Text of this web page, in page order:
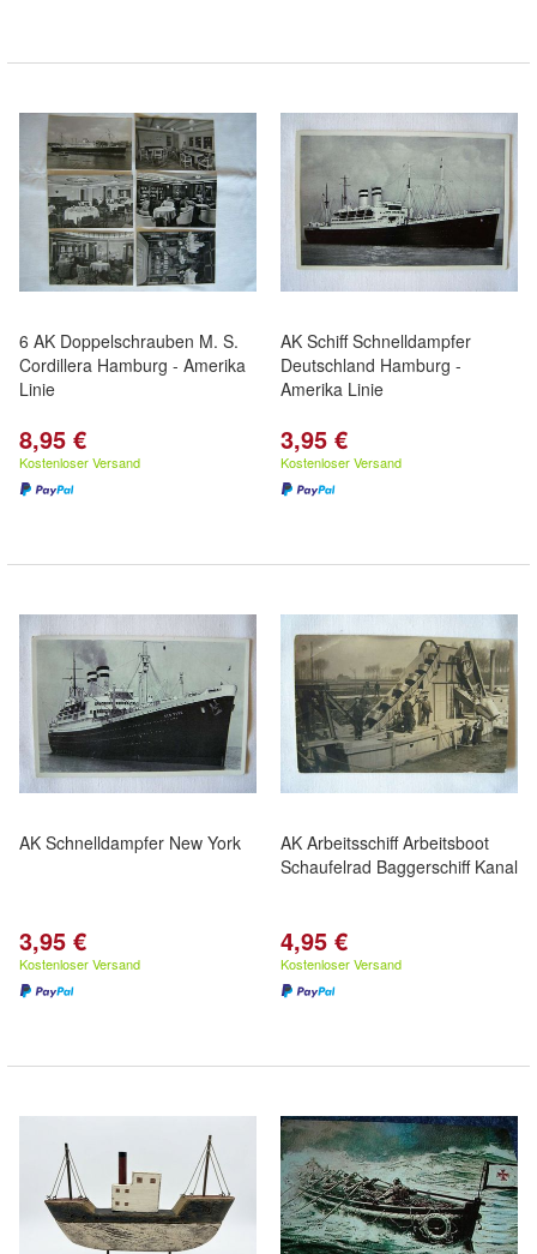
6 AK Doppelschrauben M. S.
Cordillera Hamburg - Amerika
Linie
8,95 €
Kostenloser Versand
AK Schiff Schnelldampfer
Deutschland Hamburg -
Amerika Linie
3,95 €
Kostenloser Versand
AK Schnelldampfer New York
3,95 €
Kostenloser Versand
AK Arbeitsschiff Arbeitsboot
Schaufelrad Baggerschiff Kanal
4,95 €
Kostenloser Versand